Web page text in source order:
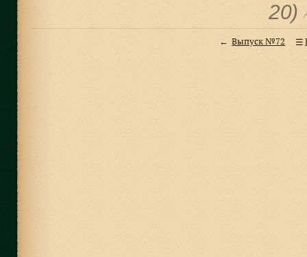
20)
Выпуск №72